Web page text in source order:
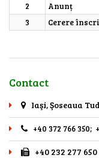
2
Anunț
3
Cerere
Contact
Iaşi, Şoseaua
+40 372 766 350;
+40 232 277 650